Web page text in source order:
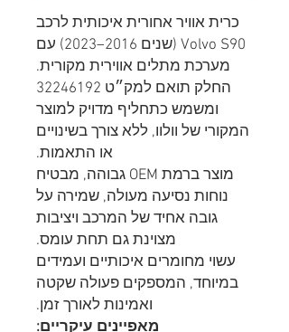
כרית אוויר אחורית איכותית לרכב
Volvo S90 (שנים 2016–2023) עם
מערכת מתלים אווירית מקורית.
החלק תואם למק״ט 32246192
ומשמש כתחליף מדויק למוצר
המקורי של וולוו, ללא צורך בשינויים
או התאמות.
מוצר ברמת OEM גבוהה, מבטיח
נוחות נסיעה מעולה, שמירה על
גובה אחיד של המרכב ויציבות
מצוינת גם תחת עומס.
עשוי מחומרים איכותיים ועמידים
במיוחד, המספקים פעולה שקטה
ואמינות לאורך זמן.
מאפיינים עיקריים: